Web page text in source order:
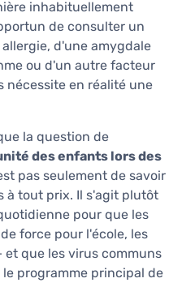
inhabituellement
de consulter un
d'une amygdale
ou d'un autre facteur
nécessite en réalité une
la question de
des enfants lors des
pas seulement de savoir
à tout prix. Il s'agit plutôt
pour que les
force pour l'école, les
et que les virus communs
programme principal de